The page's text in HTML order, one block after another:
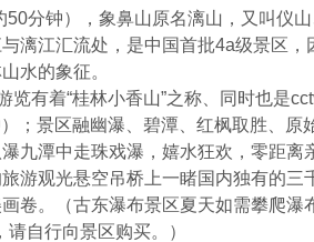
50分钟），象鼻山原名漓山，又叫仪
漓江汇流处，是中国首批4a级景区，
水的象征。
有着“桂林小香山”之称、同时也是
；景区融幽瀑、碧潭、红枫取胜、原
九潭中走珠戏瀑，嬉水狂欢，零距离
游观光悬空吊桥上一睹国内独有的三
卷。（古东瀑布景区夏天如需攀爬瀑
自行向景区购买。）